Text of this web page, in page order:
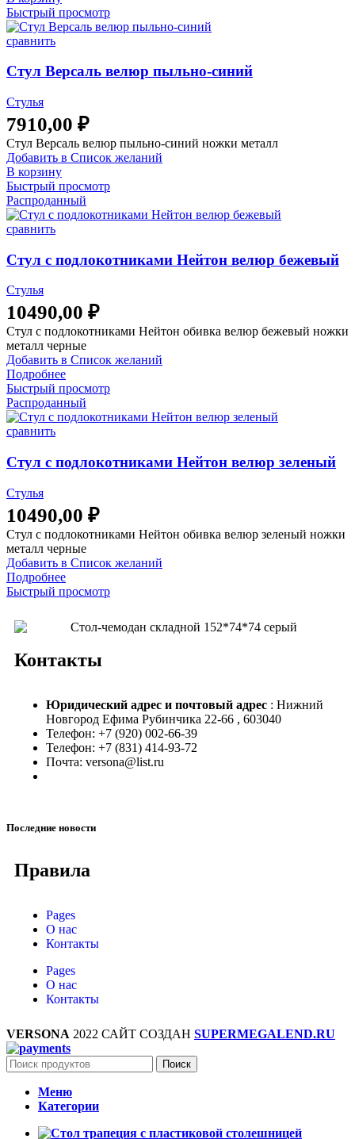
Быстрый просмотр
сравнить
Стул Версаль велюр пыльно-синий
Стулья
7910,00 ₽
Стул Версаль велюр пыльно-синий ножки металл
Добавить в Список желаний
В корзину
Быстрый просмотр
Распроданный
сравнить
Стул с подлокотниками Нейтон велюр бежевый
Стулья
10490,00 ₽
Стул с подлокотниками Нейтон обивка велюр бежевый ножки
металл черные
Добавить в Список желаний
Подробнее
Быстрый просмотр
Распроданный
сравнить
Стул с подлокотниками Нейтон велюр зеленый
Стулья
10490,00 ₽
Стул с подлокотниками Нейтон обивка велюр зеленый ножки
металл черные
Добавить в Список желаний
Подробнее
Быстрый просмотр
Контакты
Юридический адрес и почтовый адрес : Нижний
Новгород Ефима Рубинчика 22-66 , 603040
Телефон: +7 (920) 002-66-39
Телефон: +7 (831) 414-93-72
Почта: versona@list.ru
Последние новости
Правила
Pages
О нас
Контакты
Pages
О нас
Контакты
VERSONA 2022 САЙТ СОЗДАН SUPERMEGALEND.RU
Поиск
Меню
Категории